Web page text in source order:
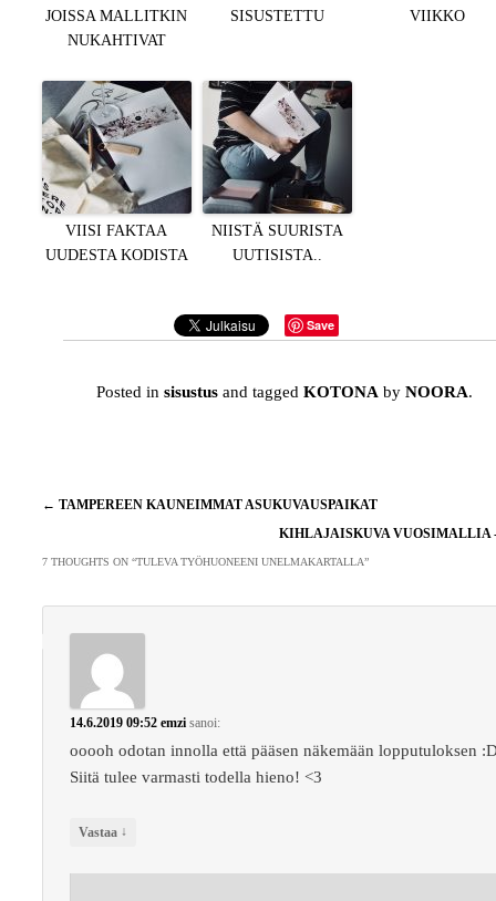
JOISSA MALLITKIN
NUKAHTIVAT
SISUSTETTU VIIKKO
VIISI FAKTAA
UUDESTA KODISTA
NIISTÄ SUURISTA
UUTISISTA..
Save
Posted insisustus and taggedKOTONA byNOORA.
Artikkelien
← TAMPEREEN KAUNEIMMAT ASUKUVAUSPAIKAT
KIHLAJAISKUVA VUOSIMALLIA
7 THOUGHTS ON “TULEVA TYÖHUONEENI UNELMAKARTALLA”
14.6.2019 09:52 emzi sanoi:
ooooh odotan innolla että pääsen näkemään lopputuloksen
Siitä tulee varmasti todella hieno! <3
Vastaa ↓